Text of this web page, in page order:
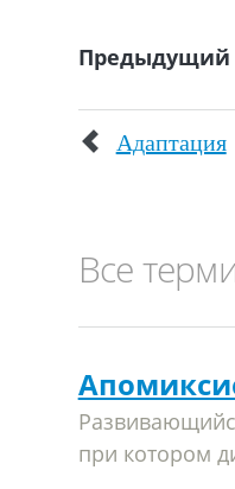
Предыдущий
Адаптация
Все
при котором